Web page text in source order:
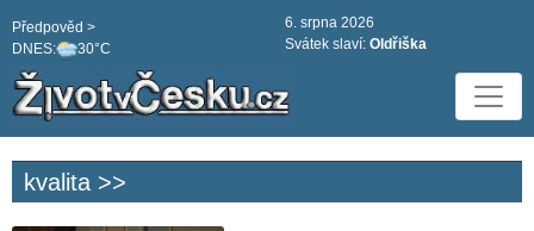
DNES: 30°C
Předpověd >
6. srpna 2026
Svátek slaví: Oldřiška
kvalita >>